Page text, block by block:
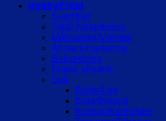
Hobby/Fritid
Syartikler
Taktil Afmærkning
Måleudstyr/Værktøj
Afmærk/markering
Beklædning
Digital afmærk.
Spil
Bolde/Leg
Bræt/Brikspil
Kortspil/Kortholder